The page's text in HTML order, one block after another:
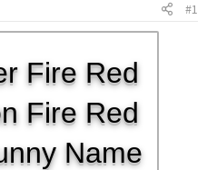
#1
Fire Red
Fire Red
Name